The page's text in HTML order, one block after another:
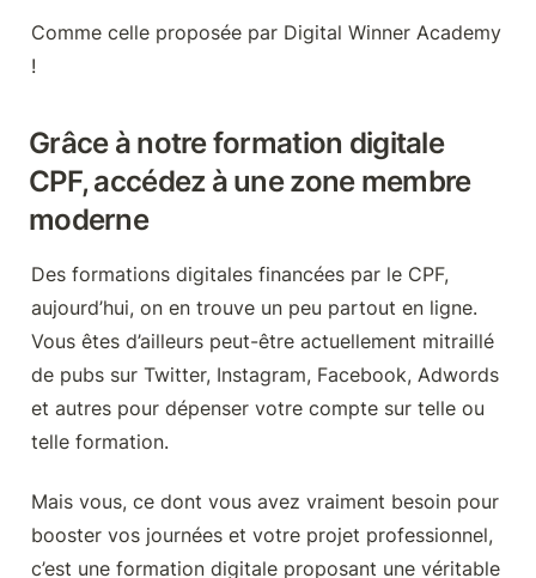
Comme celle proposée par Digital Winner Academy
!
Grâce à notre formation digitale
CPF, accédez à une zone membre
moderne
Des formations digitales financées par le CPF,
aujourd’hui, on en trouve un peu partout en ligne.
Vous êtes d’ailleurs peut-être actuellement mitraillé
de pubs sur Twitter, Instagram, Facebook, Adwords
et autres pour dépenser votre compte sur telle ou
telle formation.
Mais vous, ce dont vous avez vraiment besoin pour
booster vos journées et votre projet professionnel,
c’est une formation digitale proposant une véritable